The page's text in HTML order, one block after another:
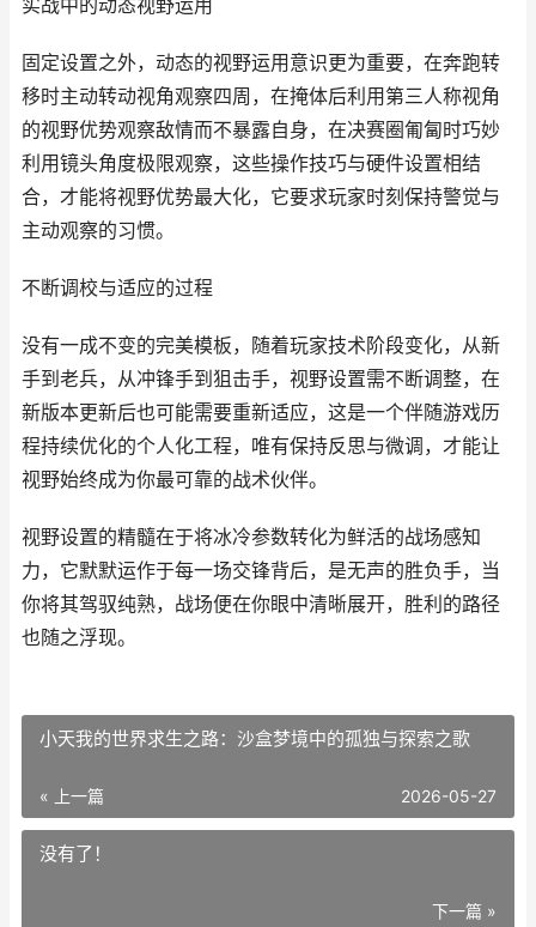
实战中的动态视野运用
固定设置之外，动态的视野运用意识更为重要，在奔跑转
移时主动转动视角观察四周，在掩体后利用第三人称视角
的视野优势观察敌情而不暴露自身，在决赛圈匍匐时巧妙
利用镜头角度极限观察，这些操作技巧与硬件设置相结
合，才能将视野优势最大化，它要求玩家时刻保持警觉与
主动观察的习惯。
不断调校与适应的过程
没有一成不变的完美模板，随着玩家技术阶段变化，从新
手到老兵，从冲锋手到狙击手，视野设置需不断调整，在
新版本更新后也可能需要重新适应，这是一个伴随游戏历
程持续优化的个人化工程，唯有保持反思与微调，才能让
视野始终成为你最可靠的战术伙伴。
视野设置的精髓在于将冰冷参数转化为鲜活的战场感知
力，它默默运作于每一场交锋背后，是无声的胜负手，当
你将其驾驭纯熟，战场便在你眼中清晰展开，胜利的路径
也随之浮现。
小天我的世界求生之路：沙盒梦境中的孤独与探索之歌
« 上一篇 2026-05-27
没有了！
下一篇 »